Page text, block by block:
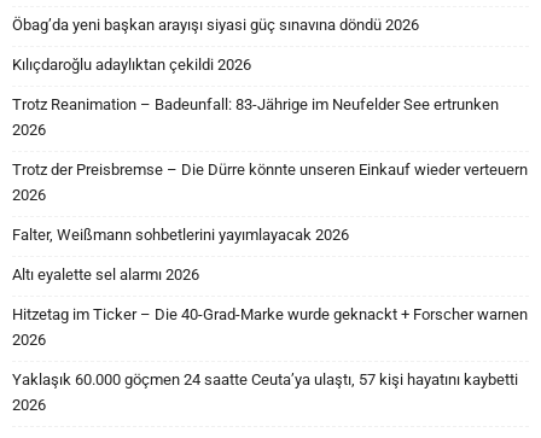
Öbag’da yeni başkan arayışı siyasi güç sınavına döndü 2026
Kılıçdaroğlu adaylıktan çekildi 2026
Trotz Reanimation – Badeunfall: 83-Jährige im Neufelder See ertrunken
2026
Trotz der Preisbremse – Die Dürre könnte unseren Einkauf wieder verteuern
2026
Falter, Weißmann sohbetlerini yayımlayacak 2026
Altı eyalette sel alarmı 2026
Hitzetag im Ticker – Die 40-Grad-Marke wurde geknackt + Forscher warnen
2026
Yaklaşık 60.000 göçmen 24 saatte Ceuta’ya ulaştı, 57 kişi hayatını kaybetti
2026